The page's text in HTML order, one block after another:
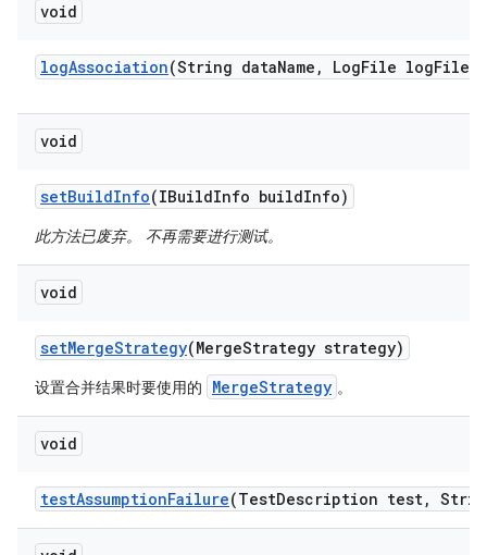
void
logAssociation(String dataName , LogFile logFile)
void
setBuildInfo(IBuildInfo buildInfo)
此方法已废弃。 不再需要进行测试。
void
setMergeStrategy(MergeStrategy strategy)
设置合并结果时要使用的 MergeStrategy 。
void
testAssumptionFailure(TestDescription test,